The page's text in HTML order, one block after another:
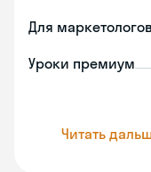
Для маркетологов
Уроки премиум
Читать